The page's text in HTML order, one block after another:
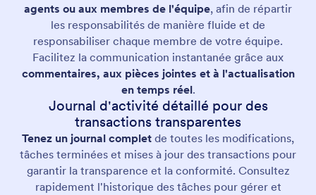
agents ou aux membres de l'équipe, afin de répartir
les responsabilités de manière fluide et de
responsabiliser chaque membre de votre équipe.
Facilitez la communication instantanée grâce aux
commentaires, aux pièces jointes et à l'actualisation
en temps réel.
Journal d'activité détaillé pour des
transactions transparentes
Tenez un journal complet de toutes les modifications,
tâches terminées et mises à jour des transactions pour
garantir la transparence et la conformité. Consultez
rapidement l'historique des tâches pour gérer et